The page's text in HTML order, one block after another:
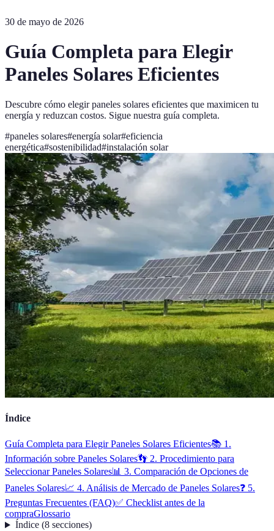
30 de mayo de 2026
Guía Completa para Elegir
Paneles Solares Eficientes
Descubre cómo elegir paneles solares eficientes que maximicen tu
energía y reduzcan costos. Sigue nuestra guía completa.
#paneles solares#energía solar#eficiencia
energética#sostenibilidad#instalación solar
Índice
Guía Completa para Elegir Paneles Solares Eficientes📚 1.
Información sobre Paneles Solares👣 2. Procedimiento para
Seleccionar Paneles Solares📊 3. Comparación de Opciones de
Paneles Solares📈 4. Análisis de Mercado de Paneles Solares❓ 5.
Preguntas Frecuentes (FAQ)✅ Checklist antes de la
compraGlossario
Índice(8 secciones)